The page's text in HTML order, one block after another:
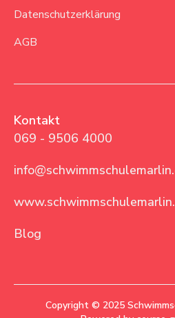
Datenschutzerklärung
AGB
Kontakt
069 - 9506 4000
Blog
Copyright © 2025